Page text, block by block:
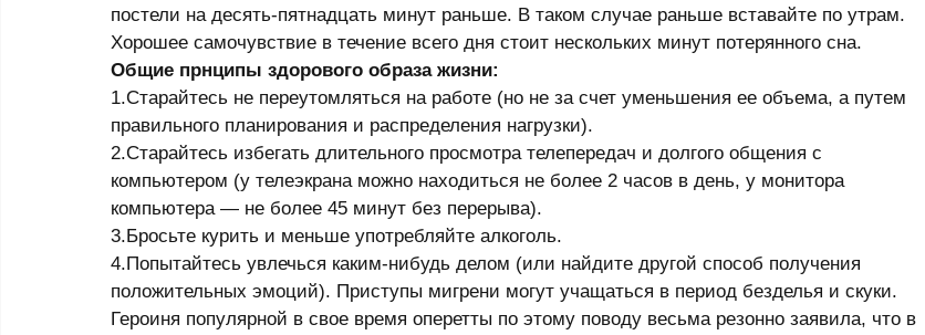
постели на десять-пятнадцать минут раньше. В таком случае раньше вставайте по утрам.
Хорошее самочувствие в течение всего дня стоит нескольких минут потерянного сна.
Общие прнципы здорового образа жизни:
1.Старайтесь не переутомляться на работе (но не за счет уменьшения ее объема, а путем
правильного планирования и распределения нагрузки).
2.Старайтесь избегать длительного просмотра телепередач и долгого общения с
компьютером (у телеэкрана можно находиться не более 2 часов в день, у монитора
компьютера — не более 45 минут без перерыва).
3.Бросьте курить и меньше употребляйте алкоголь.
4.Попытайтесь увлечься каким-нибудь делом (или найдите другой способ получения
положительных эмоций). Приступы мигрени могут учащаться в период безделья и скуки.
Героиня популярной в свое время оперетты по этому поводу весьма резонно заявила, что в